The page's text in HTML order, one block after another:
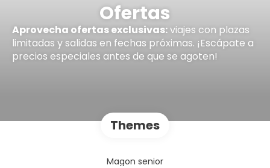
Ofertas
Aprovecha ofertas exclusivas:viajes con plazas
limitadas y salidas en fechas próximas. ¡Escápate a
precios especiales antes de que se agoten!
Themes
Magon senior